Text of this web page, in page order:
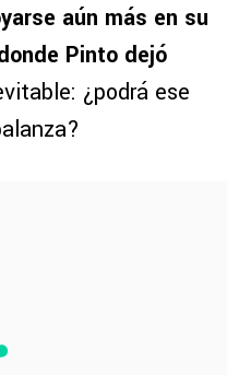
aún más en su
Pinto dejó
¿podrá ese